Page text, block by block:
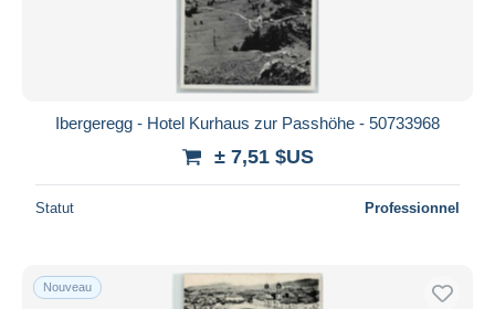
Ibergeregg - Hotel Kurhaus zur Passhöhe - 50733968
± 7,51 $US
Statut Professionnel
Nouveau